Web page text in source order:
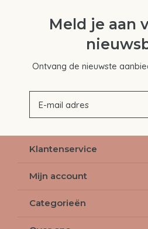
Meld je aan
Ontvang de nieuwste
Klantenservice
Mijn account
Categorieën